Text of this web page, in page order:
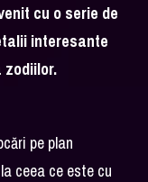
cu o serie de
interesante
pe plan
ceea ce este cu